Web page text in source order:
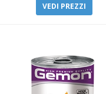
VEDI PREZZI